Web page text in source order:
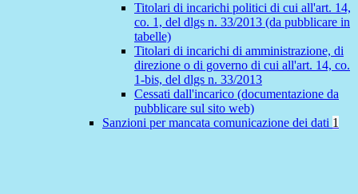
Titolari di incarichi politici di cui all'art. 14,
co. 1, del dlgs n. 33/2013 (da pubblicare in
tabelle)
Titolari di incarichi di amministrazione, di
direzione o di governo di cui all'art. 14, co.
1-bis, del dlgs n. 33/2013
Cessati dall'incarico (documentazione da
pubblicare sul sito web)
Sanzioni per mancata comunicazione dei dati 1